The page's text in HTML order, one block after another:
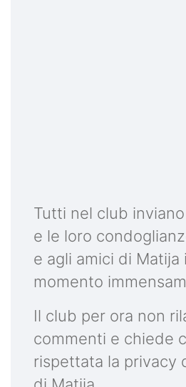
Tutti nel club
e le loro
e agli amici di Matija
momento
Il club per ora non
commenti e chiede
rispettata la privacy